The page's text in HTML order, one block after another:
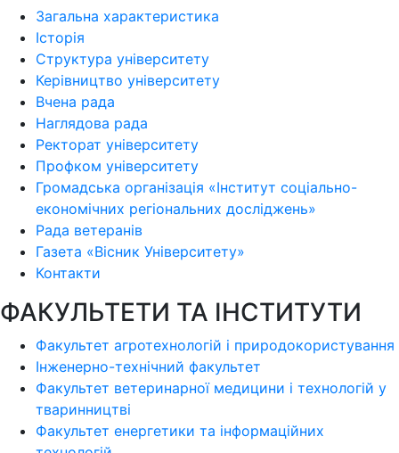
Загальна характеристика
Історія
Структура університету
Керівництво університету
Вчена рада
Наглядова рада
Ректорат університету
Профком університету
Громадська організація «Інститут соціально-
економічних регіональних досліджень»
Рада ветеранів
Газета «Вісник Університету»
Контакти
ФАКУЛЬТЕТИ ТА ІНСТИТУТИ
Факультет агротехнологій і природокористування
Інженерно-технічний факультет
Факультет ветеринарної медицини і технологій у
тваринництві
Факультет енергетики та інформаційних